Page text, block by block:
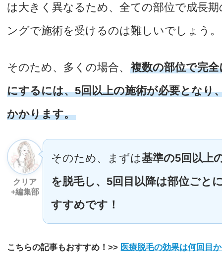
は大きく異なるため、全ての部位で成長
ングで施術を受けるのは難しいでしょう。
そのため、多くの場合、 複数の部位で完
にするには、5回以上の施術が必要となり
かかります。
クリア
+編集部
そのため、まずは基準の5回以上
を脱毛し、5回目以降は部位ごと
すすめです！
こちらの記事もおすすめ！>> 医療脱毛の効果は何回目